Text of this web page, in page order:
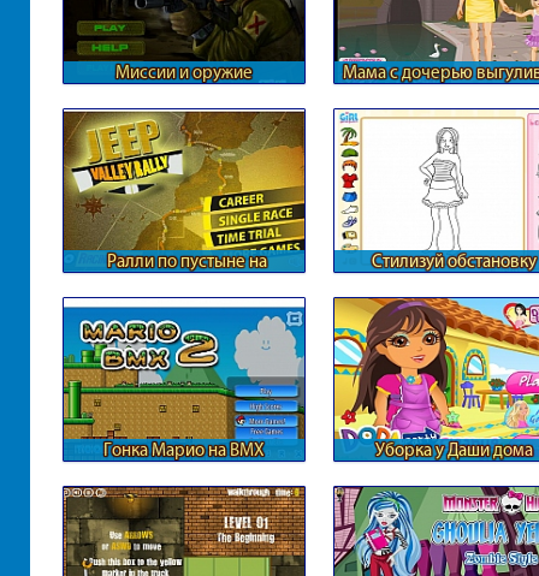
Миссии и оружие
Мама с дочерью
Ралли по пустыне на
Стилизуй обстановку
Гонка Марио на BMX Уборка у Даши дома